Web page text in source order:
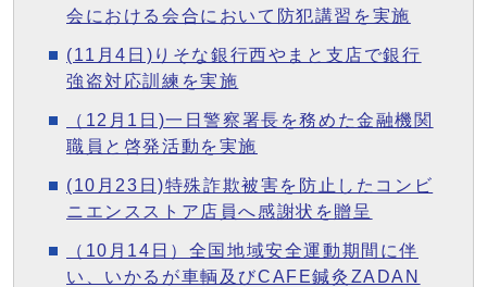
会における会合において防犯講習を実施
(11月4日)りそな銀行西やまと支店で銀行
強盗対応訓練を実施
（12月1日)一日警察署長を務めた金融機関
職員と啓発活動を実施
(10月23日)特殊詐欺被害を防止したコンビ
ニエンスストア店員へ感謝状を贈呈
（10月14日）全国地域安全運動期間に伴
い、いかるが車輌及びCAFE鍼灸ZADAN